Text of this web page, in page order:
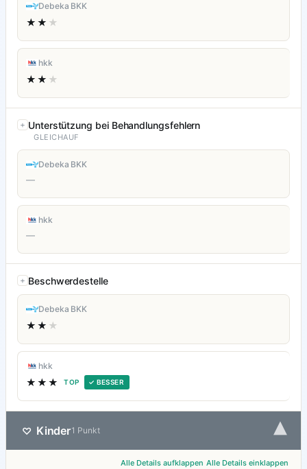
Debeka BKK
★★ ★
hkk
★★ ★
Unterstützung bei Behandlungsfehlern
GLEICHAUF
Debeka BKK
—
hkk
—
Beschwerdestelle
Debeka BKK
★★ ★
hkk
★★★ TOP ✓ BESSER
♡ Kinder1 Punkt ▾
Alle Details aufklappen Alle Details einklappen